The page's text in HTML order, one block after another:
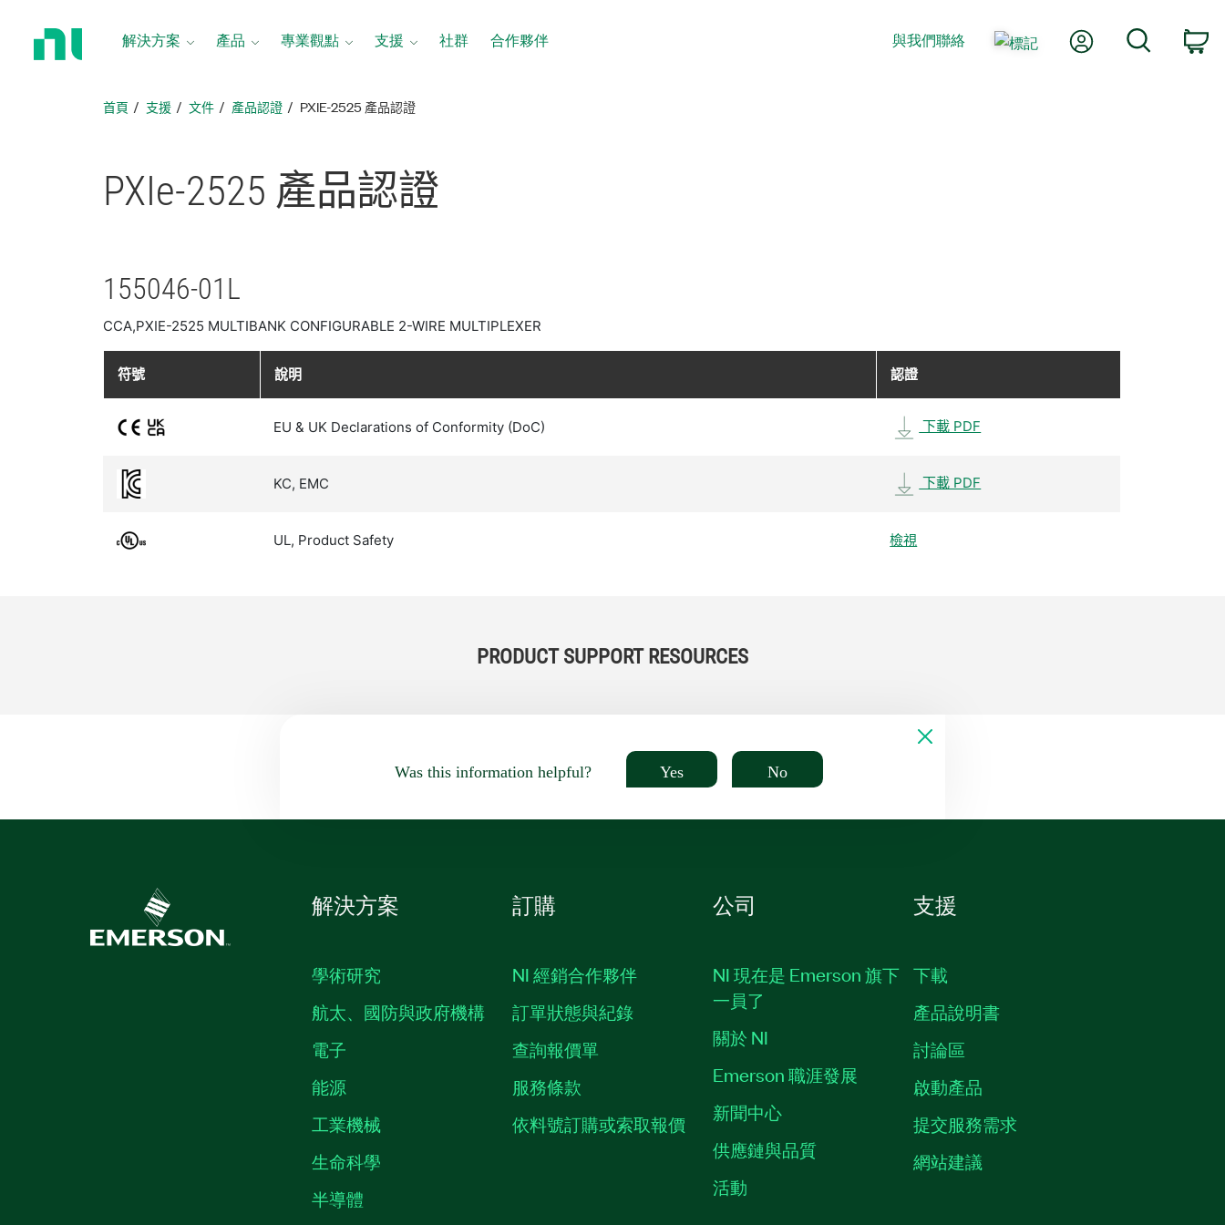
解決方案 產品 專業觀點 支援 社群 合作夥伴 與我們聯絡 我的帳號
首頁 支援 文件 產品認證 PXIE-2525 產品認證
PXIe-2525 產品認證
155046-01L
CCA,PXIE-2525 MULTIBANK CONFIGURABLE 2-WIRE MULTIPLEXER
符號 說明 認證
EU & UK Declarations of Conformity (DoC) 下載 PDF
KC, EMC 下載 PDF
UL, Product Safety 檢視
PRODUCT SUPPORT RESOURCES
Was this information helpful? Yes No
解決方案
學術研究
航太、國防與政府機構
電子
能源
工業機械
生命科學
半導體
訂購
NI 經銷合作夥伴
訂單狀態與紀錄
查詢報價單
服務條款
依料號訂購或索取報價
公司
NI 現在是 Emerson 旗下
一員了
關於 NI
Emerson 職涯發展
新聞中心
供應鏈與品質
活動
支援
下載
產品說明書
討論區
啟動產品
提交服務需求
網站建議